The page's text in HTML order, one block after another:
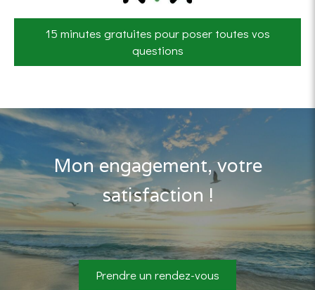
15 minutes gratuites pour poser toutes vos
questions
Mon engagement, votre
satisfaction !
Prendre un rendez-vous